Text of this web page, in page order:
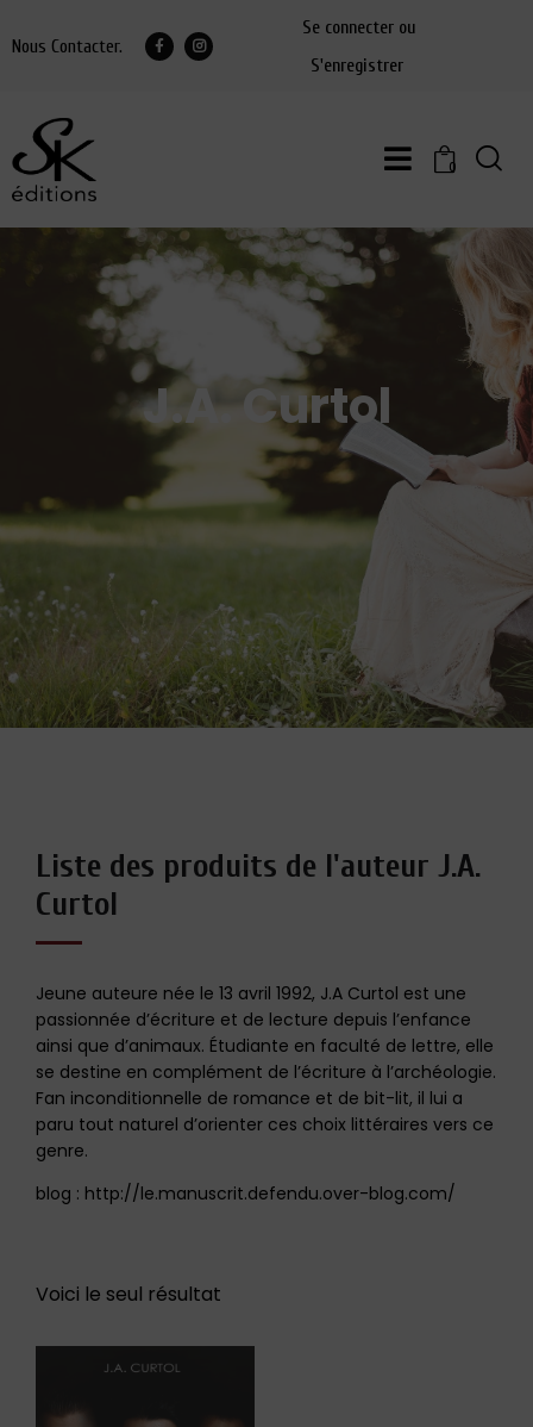
Nous Contacter.
Se connecter ou
S'enregistrer
0
J.A. Curtol
Liste des produits de l'auteur J.A.
Curtol
Jeune auteure née le 13 avril 1992, J.A Curtol est une
passionnée d’écriture et de lecture depuis l’enfance
ainsi que d’animaux. Étudiante en faculté de lettre, elle
se destine en complément de l’écriture à l’archéologie.
Fan inconditionnelle de romance et de bit-lit, il lui a
paru tout naturel d’orienter ces choix littéraires vers ce
genre.
blog : http://le.manuscrit.defendu.over-blog.com/
Voici le seul résultat